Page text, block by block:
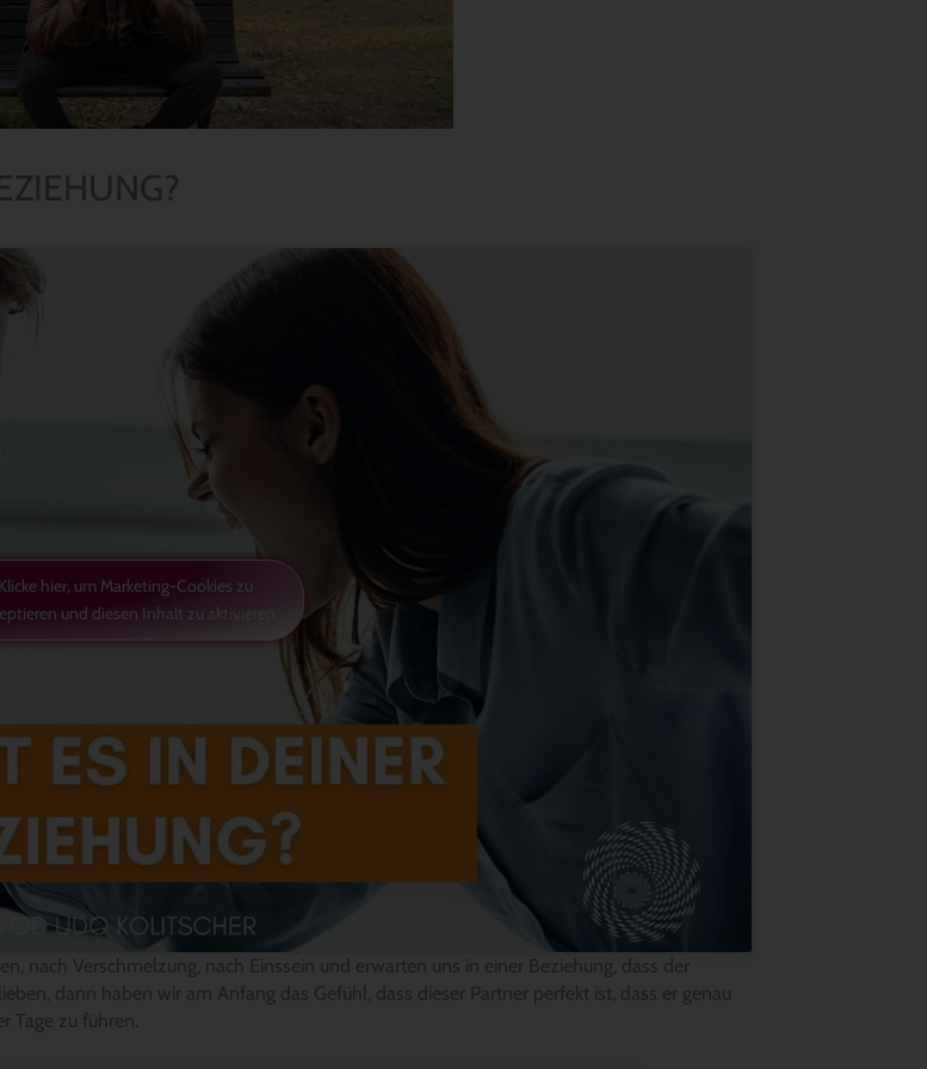
Klicke hier, um Marketing-Cookies zu
und diesen Inhalt zu aktivieren
nach Verschmelzung, nach Einssein und erwarten uns in einer Beziehung, dass der
dann haben wir am Anfang das Gefühl, dass dieser Partner perfekt ist, dass er genau
Tage zu führen.